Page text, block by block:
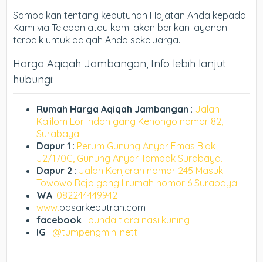
Sampaikan tentang kebutuhan Hajatan Anda kepada
Kami via Telepon atau kami akan berikan layanan
terbaik untuk aqiqah Anda sekeluarga.
Harga Aqiqah Jambangan, Info lebih lanjut
hubungi:
Rumah Harga Aqiqah Jambangan : Jalan
Kalilom Lor Indah gang Kenongo nomor 82,
Surabaya.
Dapur 1 : Perum Gunung Anyar Emas Blok
J2/170C, Gunung Anyar Tambak Surabaya.
Dapur 2 : Jalan Kenjeran nomor 245 Masuk
Towowo Rejo gang I rumah nomor 6 Surabaya.
WA: 082244449942
www.pasarkeputran.com
facebook : bunda tiara nasi kuning
IG : @tumpengmini.nett